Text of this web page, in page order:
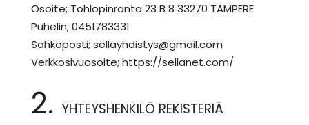
Osoite; Tohlopinranta 23 B 8 33270 TAMPERE
Puhelin; 0451783331
Sähköposti; sellayhdistys@gmail.com
Verkkosivuosoite; https://sellanet.com/
2. YHTEYSHENKILÖ REKISTERIÄ